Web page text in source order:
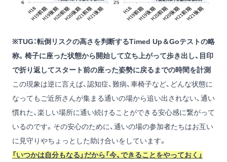
※TUG：転倒リスクの高さを判断するTimed Up＆Goテストの略
称。椅子に座った状態から開始して立ち上がって歩き出し、目印
で折り返してスタート前の座った姿勢に戻るまでの時間を計測
この現象は逆に言えば、認知症、難病、車椅子など、どんな状態に
なってもご近所さんが集まる通いの場から追い出されない、通い
慣れた、楽しい場所に通い続けることができる安心感に繋がって
いるのです。その安心のために、通いの場の参加者たちはお互い
に見守りやちょっとした助け合いをしています。
「いつかは自分もなる」だから「今、できることをやっておく」